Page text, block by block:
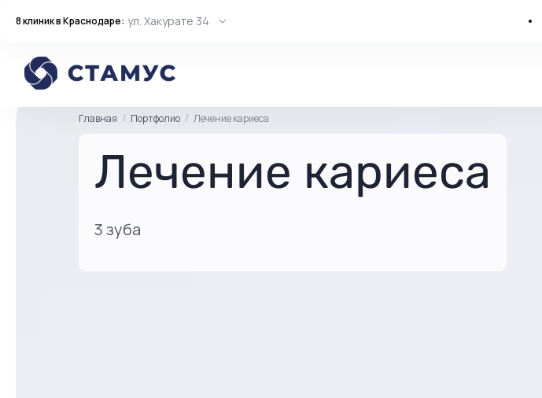
8 клиник в Краснодаре: ул. Хакурате 34
Главная Портфолио Лечение кариеса
Лечение кариеса
3 зуба